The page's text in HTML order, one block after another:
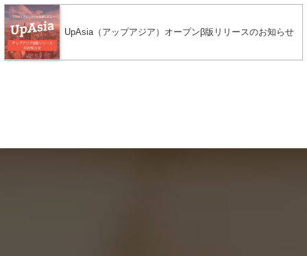
UpAsia（アップアジア）オープンβ版リリースのお知らせ